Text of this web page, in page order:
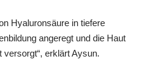
Hyaluronsäure in tiefere
angeregt und die Haut
versorgt“, erklärt Aysun.